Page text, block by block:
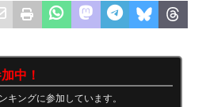
中！
ングに参加しています。